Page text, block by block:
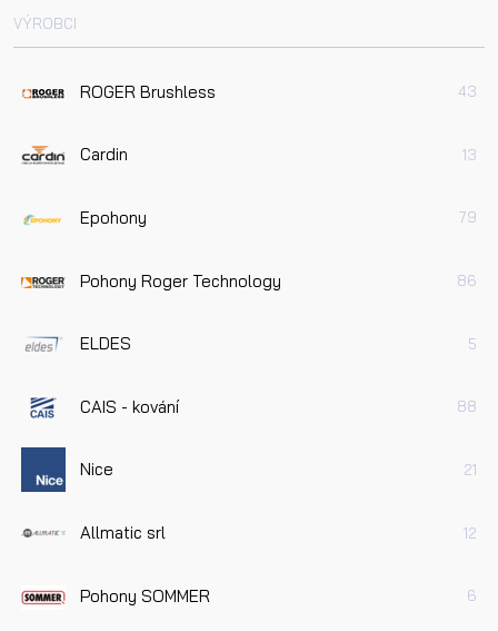
VÝROBCI
ROGER Brushless 43
Cardin 13
Epohony 79
Pohony Roger Technology 86
ELDES 5
CAIS - kování 88
Nice 21
Allmatic srl 12
Pohony SOMMER 6